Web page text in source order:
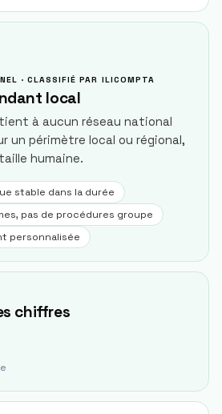
· CLASSIFIÉ PAR ILICOMPTA
local
à aucun réseau national
un périmètre local ou régional,
humaine.
stable dans la durée
pas de procédures groupe
personnalisée
chiffres